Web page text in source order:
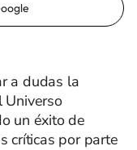
a dudas la
Universo
un éxito de
críticas por parte